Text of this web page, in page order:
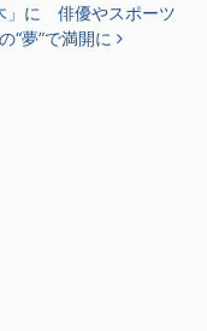
」に 俳優やスポーツ
“夢”で満開に